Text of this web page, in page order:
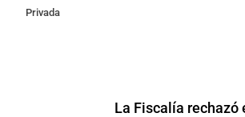
Privada
La Fiscalía rechazó